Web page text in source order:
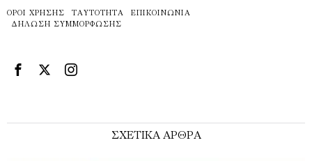
ΌΡΟΙ ΧΡΉΣΗΣ ΤΑΥΤΌΤΗΤΑ
ΕΠΙΚΟΙΝΩΝΊΑ
ΔΉΛΩΣΗ ΣΥΜΜΌΡΦΩΣΗΣ
ΣΧΕΤΙΚΑ ΑΡΘΡΑ